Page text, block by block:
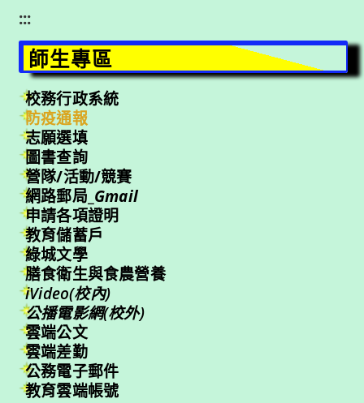
:::
師生專區
校務行政系統
防疫通報
志願選填
圖書查詢
營隊/活動/競賽
網路郵局_ Gmail
申請各項證明
教育儲蓄戶
綠城文學
膳食衛生與食農營養
iVideo(校內)
公播電影網(校外)
雲端公文
雲端差勤
公務電子郵件
教育雲端帳號